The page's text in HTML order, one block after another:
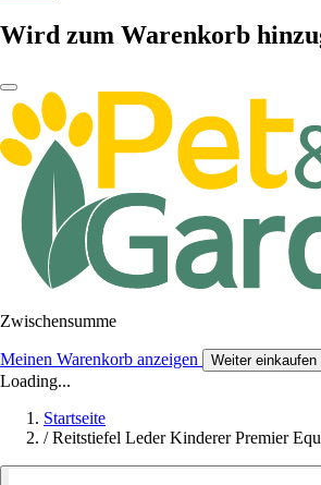
Wird zum Warenkorb
Zwischensumme
Meinen Warenkorb anzeigen Weiter einkaufen
Loading...
Startseite
/ Reitstiefel Leder Kinderer Premier